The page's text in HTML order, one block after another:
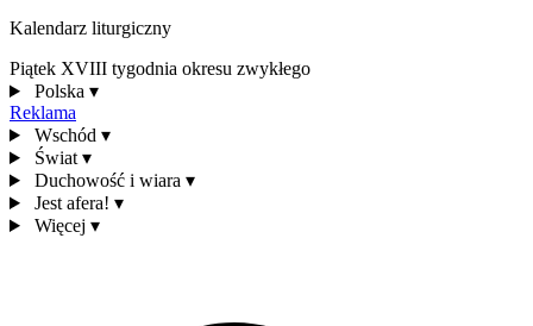
Kalendarz liturgiczny
Piątek XVIII tygodnia okresu zwykłego
Polska ▾
Reklama
Wschód ▾
Świat ▾
Duchowość i wiara ▾
Jest afera! ▾
Więcej ▾